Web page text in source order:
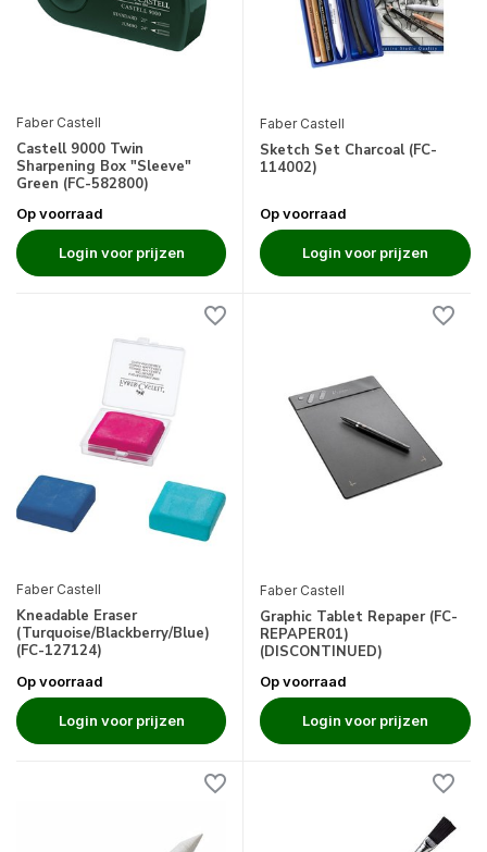
Faber Castell
Castell 9000 Twin
Sharpening Box "Sleeve"
Green (FC-582800)
Op voorraad
Login voor prijzen
Faber Castell
Sketch Set Charcoal (FC-
114002)
Op voorraad
Login voor prijzen
Faber Castell
Kneadable Eraser
(Turquoise/Blackberry/Blue)
(FC-127124)
Op voorraad
Login voor prijzen
Faber Castell
Graphic Tablet Repaper (FC-
REPAPER01)
(DISCONTINUED)
Op voorraad
Login voor prijzen